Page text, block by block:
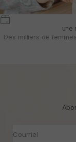
une
Des milliers de
Courriel